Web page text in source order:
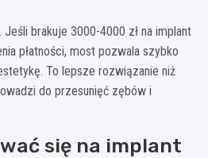
brakuje 3000-4000 zł na implant
płatności, most pozwala szybko
To lepsze rozwiązanie niż
do przesunięć zębów i
się na implant